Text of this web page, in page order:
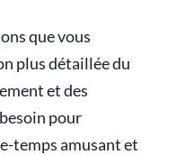
que vous
plus détaillée du
et des
pour
temps amusant et